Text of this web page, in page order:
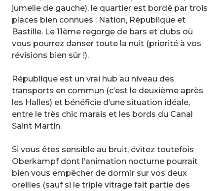
jumelle de gauche), le quartier est bordé par trois
places bien connues : Nation, République et
Bastille. Le 11ème regorge de bars et clubs où
vous pourrez danser toute la nuit (priorité à vos
révisions bien sûr !).
République est un vrai hub au niveau des
transports en commun (c’est le deuxième après
les Halles) et bénéficie d’une situation idéale,
entre le très chic marais et les bords du Canal
Saint Martin.
Si vous êtes sensible au bruit, évitez toutefois
Oberkampf dont l’animation nocturne pourrait
bien vous empêcher de dormir sur vos deux
oreilles (sauf si le triple vitrage fait partie des